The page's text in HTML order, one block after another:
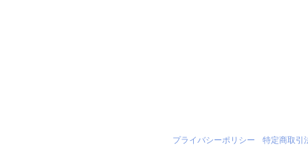
プライバシーポリシー 特定商取引